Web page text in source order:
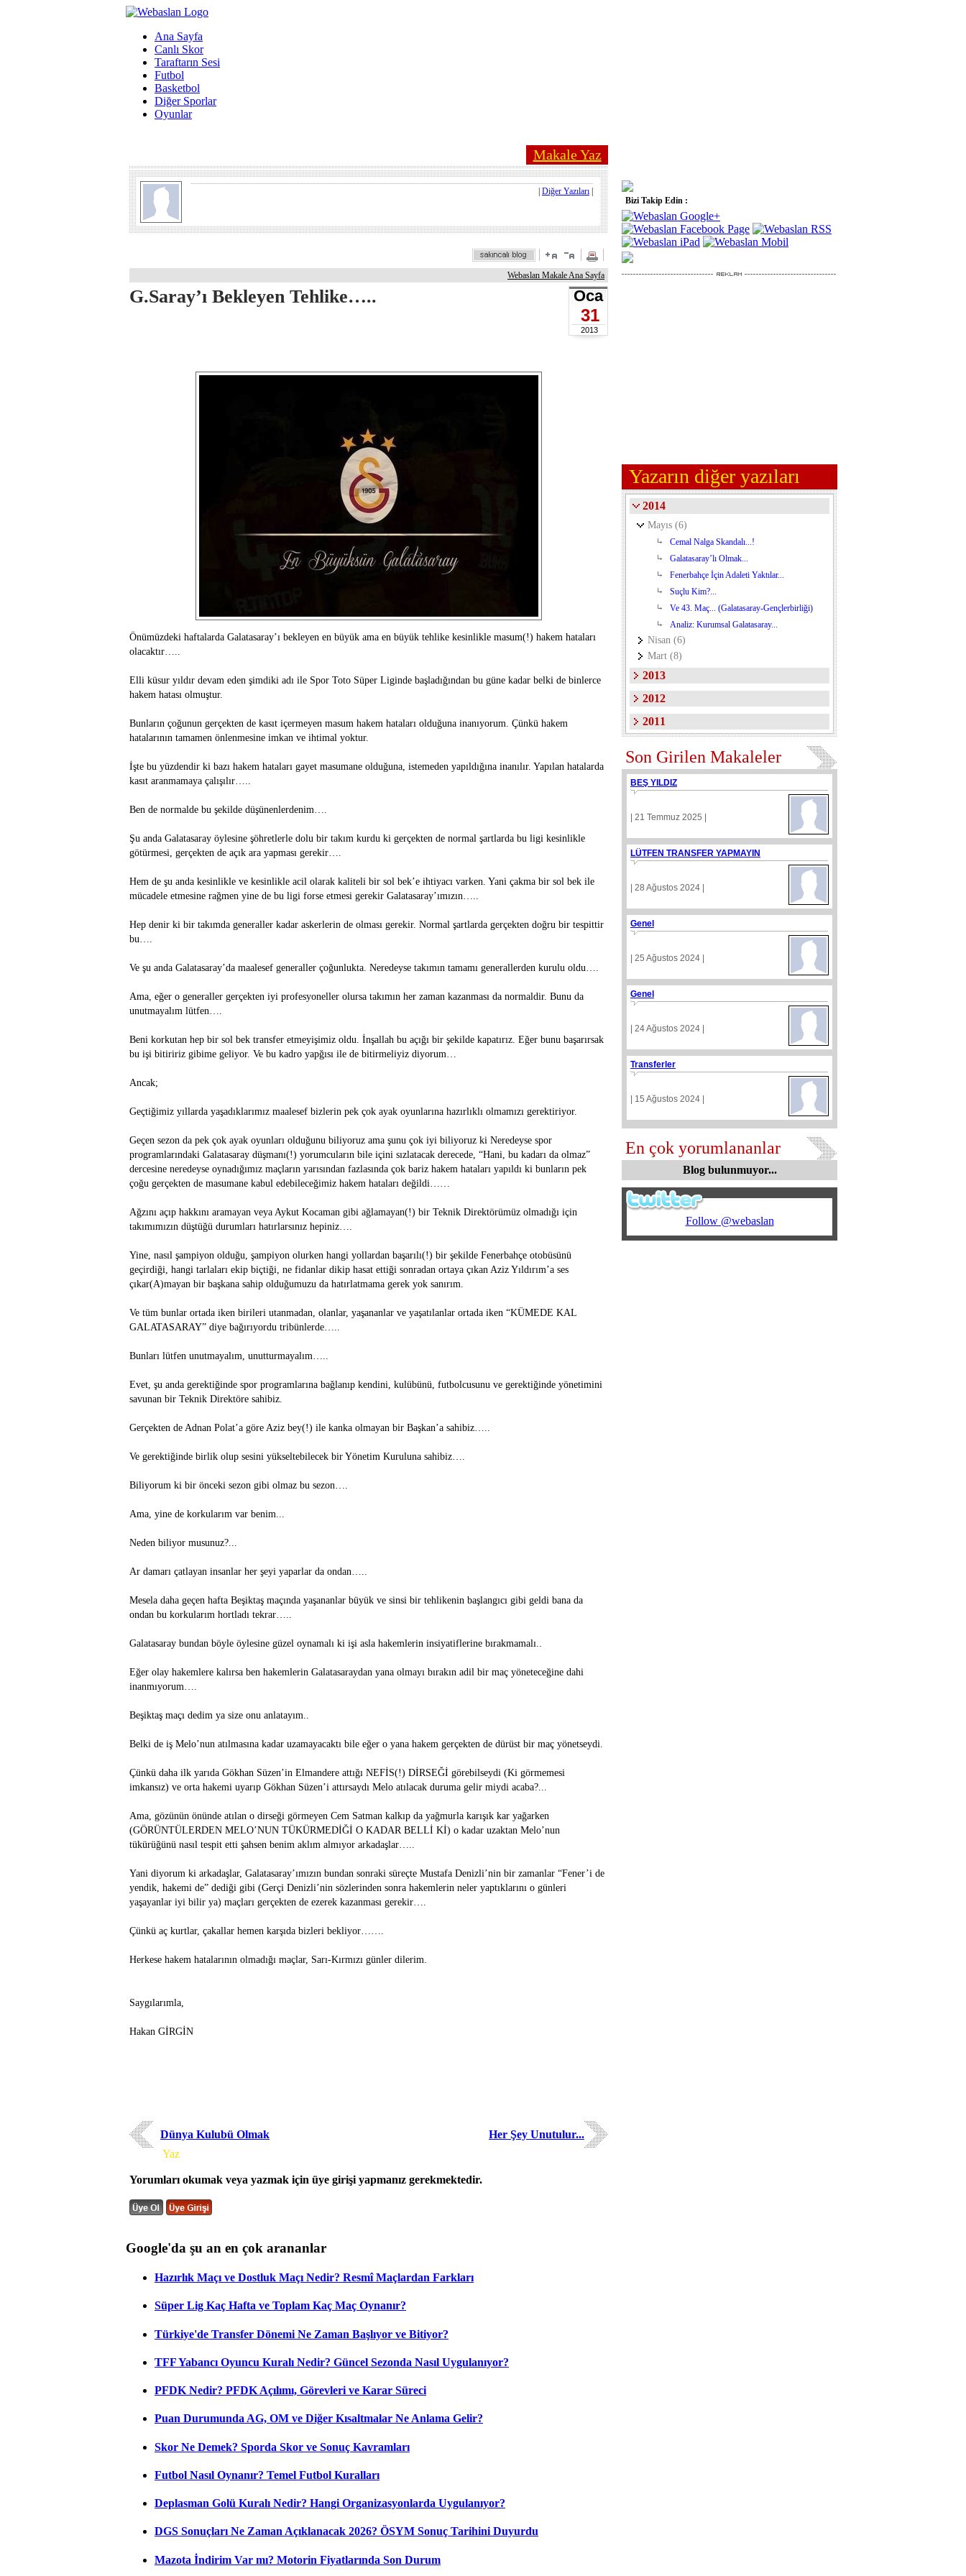
Ana Sayfa
Canlı Skor
Taraftarın Sesi
Futbol
Basketbol
Diğer Sporlar
Oyunlar
Makale Yaz
Diğer Yazıları
Webaslan Makale Ana Sayfa
G.Saray’ı Bekleyen Tehlike….. Oca
31
2013
Önümüzdeki haftalarda Galatasaray’ı bekleyen en büyük ama en büyük tehlike kesinlikle masum(!) hakem hataları
olacaktır…..
Elli küsur yıldır devam eden şimdiki adı ile Spor Toto Süper Liginde başladığından bu güne kadar belki de binlerce
hakem hatası olmuştur.
Bunların çoğunun gerçekten de kasıt içermeyen masum hakem hataları olduğuna inanıyorum. Çünkü hakem
hatalarının tamamen önlenmesine imkan ve ihtimal yoktur.
İşte bu yüzdendir ki bazı hakem hataları gayet masumane olduğuna, istemeden yapıldığına inanılır. Yapılan hatalarda
kasıt aranmamaya çalışılır…..
Ben de normalde bu şekilde düşünenlerdenim….
Şu anda Galatasaray öylesine şöhretlerle dolu bir takım kurdu ki gerçekten de normal şartlarda bu ligi kesinlikle
götürmesi, gerçekten de açık ara yapması gerekir….
Hem de şu anda kesinlikle ve kesinlikle acil olarak kaliteli bir sol bek’e ihtiyacı varken. Yani çakma bir sol bek ile
mücadele etmesine rağmen yine de bu ligi forse etmesi gerekir Galatasaray’ımızın…..
Hep denir ki bir takımda generaller kadar askerlerin de olması gerekir. Normal şartlarda gerçekten doğru bir tespittir
bu….
Ve şu anda Galatasaray’da maalesef generaller çoğunlukta. Neredeyse takımın tamamı generallerden kurulu oldu….
Ama, eğer o generaller gerçekten iyi profesyoneller olursa takımın her zaman kazanması da normaldir. Bunu da
unutmayalım lütfen….
Beni korkutan hep bir sol bek transfer etmeyişimiz oldu. İnşallah bu açığı bir şekilde kapatırız. Eğer bunu başarırsak
bu işi bitiririz gibime geliyor. Ve bu kadro yapğısı ile de bitirmeliyiz diyorum…
Ancak;
Geçtiğimiz yıllarda yaşadıklarımız maalesef bizlerin pek çok ayak oyunlarına hazırlıklı olmamızı gerektiriyor.
Geçen sezon da pek çok ayak oyunları olduğunu biliyoruz ama şunu çok iyi biliyoruz ki Neredeyse spor
programlarındaki Galatasaray düşmanı(!) yorumcuların bile içini sızlatacak derecede, “Hani, bu kadarı da olmaz”
dercesine neredeyse oynadığımız maçların yarısından fazlasında çok bariz hakem hataları yapıldı ki bunların pek
çoğu gerçekten de masumane kabul edebileceğimiz hakem hataları değildi……
Ağzını açıp hakkını aramayan veya Aykut Kocaman gibi ağlamayan(!) bir Teknik Direktörümüz olmadığı için
takımımızın düştüğü durumları hatırlarsınız hepiniz….
Yine, nasıl şampiyon olduğu, şampiyon olurken hangi yollardan başarılı(!) bir şekilde Fenerbahçe otobüsünü
geçirdiği, hangi tarlaları ekip biçtiği, ne fidanlar dikip hasat ettiği sonradan ortaya çıkan Aziz Yıldırım’a ses
çıkar(A)mayan bir başkana sahip olduğumuzu da hatırlatmama gerek yok sanırım.
Ve tüm bunlar ortada iken birileri utanmadan, olanlar, yaşananlar ve yaşatılanlar ortada iken “KÜMEDE KAL
GALATASARAY” diye bağırıyordu tribünlerde…..
Bunları lütfen unutmayalım, unutturmayalım…..
Evet, şu anda gerektiğinde spor programlarına bağlanıp kendini, kulübünü, futbolcusunu ve gerektiğinde yönetimini
savunan bir Teknik Direktöre sahibiz.
Gerçekten de Adnan Polat’a göre Aziz bey(!) ile kanka olmayan bir Başkan’a sahibiz…..
Ve gerektiğinde birlik olup sesini yükseltebilecek bir Yönetim Kuruluna sahibiz….
Biliyorum ki bir önceki sezon gibi olmaz bu sezon….
Ama, yine de korkularım var benim...
Neden biliyor musunuz?...
Ar damarı çatlayan insanlar her şeyi yaparlar da ondan…..
Mesela daha geçen hafta Beşiktaş maçında yaşananlar büyük ve sinsi bir tehlikenin başlangıcı gibi geldi bana da
ondan bu korkularım hortladı tekrar…..
Galatasaray bundan böyle öylesine güzel oynamalı ki işi asla hakemlerin insiyatiflerine bırakmamalı..
Eğer olay hakemlere kalırsa ben hakemlerin Galatasaraydan yana olmayı bırakın adil bir maç yöneteceğine dahi
inanmıyorum….
Beşiktaş maçı dedim ya size onu anlatayım..
Belki de iş Melo’nun atılmasına kadar uzamayacaktı bile eğer o yana hakem gerçekten de dürüst bir maç yönetseydi.
Çünkü daha ilk yarıda Gökhan Süzen’in Elmandere attığı NEFİS(!) DİRSEĞİ görebilseydi (Ki görmemesi
imkansız) ve orta hakemi uyarıp Gökhan Süzen’i attırsaydı Melo atılacak duruma gelir miydi acaba?...
Ama, gözünün önünde atılan o dirseği görmeyen Cem Satman kalkıp da yağmurla karışık kar yağarken
(GÖRÜNTÜLERDEN MELO’NUN TÜKÜRMEDİĞİ O KADAR BELLİ Kİ) o kadar uzaktan Melo’nun
tükürüğünü nasıl tespit etti şahsen benim aklım almıyor arkadaşlar…..
Yani diyorum ki arkadaşlar, Galatasaray’ımızın bundan sonraki süreçte Mustafa Denizli’nin bir zamanlar “Fener’i de
yendik, hakemi de” dediği gibi (Gerçi Denizli’nin sözlerinden sonra hakemlerin neler yaptıklarını o günleri
yaşayanlar iyi bilir ya) maçları gerçekten de ezerek kazanması gerekir….
Çünkü aç kurtlar, çakallar hemen karşıda bizleri bekliyor…….
Herkese hakem hatalarının olmadığı maçlar, Sarı-Kırmızı günler dilerim.
Saygılarımla,
Hakan GİRGİN
Dünya Kulubü Olmak
Her Şey Unutulur...
Yaz
Yorumları okumak veya yazmak için üye girişi yapmanız gerekmektedir.
Bizi Takip Edin :
Yazarın diğer yazıları
2014
Mayıs (6)
Cemal Nalga Skandalı...!
Galatasaray’lı Olmak...
Fenerbahçe İçin Adaleti Yaktılar...
Suçlu Kim?...
Ve 43. Maç... (Galatasaray-Gençlerbirliği)
Analiz: Kurumsal Galatasaray...
Nisan (6)
Mart (8)
2013
2012
2011
Son Girilen Makaleler
BEŞ YILDIZ
| 21 Temmuz 2025 |
LÜTFEN TRANSFER YAPMAYIN
| 28 Ağustos 2024 |
Genel
| 25 Ağustos 2024 |
Genel
| 24 Ağustos 2024 |
Transferler
| 15 Ağustos 2024 |
En çok yorumlananlar
Blog bulunmuyor...
Follow @webaslan
Google'da şu an en çok arananlar
Hazırlık Maçı ve Dostluk Maçı Nedir? Resmî Maçlardan Farkları
Süper Lig Kaç Hafta ve Toplam Kaç Maç Oynanır?
Türkiye'de Transfer Dönemi Ne Zaman Başlıyor ve Bitiyor?
TFF Yabancı Oyuncu Kuralı Nedir? Güncel Sezonda Nasıl Uygulanıyor?
PFDK Nedir? PFDK Açılımı, Görevleri ve Karar Süreci
Puan Durumunda AG, OM ve Diğer Kısaltmalar Ne Anlama Gelir?
Skor Ne Demek? Sporda Skor ve Sonuç Kavramları
Futbol Nasıl Oynanır? Temel Futbol Kuralları
Deplasman Golü Kuralı Nedir? Hangi Organizasyonlarda Uygulanıyor?
DGS Sonuçları Ne Zaman Açıklanacak 2026? ÖSYM Sonuç Tarihini Duyurdu
Mazota İndirim Var mı? Motorin Fiyatlarında Son Durum